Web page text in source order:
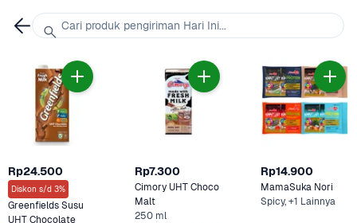
Rp24.500
Diskon s/d 3%
Greenfields Susu
Rp7.300
Cimory UHT Choco
Malt
250 ml
Rp14.900
MamaSuka Nori
Spicy, +1 Lainnya
Cari produk pengiriman Hari Ini...